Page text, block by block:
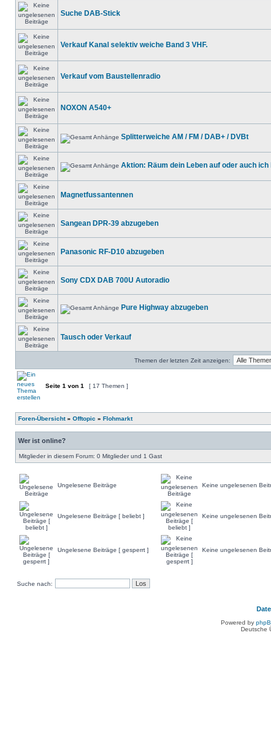
Suche DAB-Stick
Verkauf Kanal selektiv weiche Band 3 VHF.
Verkauf vom Baustellenradio
NOXON A540+
Splitterweiche AM / FM / DAB+ / DVBt
Aktion: Räum dein Leben auf oder auch ich
Magnetfussantennen
Sangean DPR-39 abzugeben
Panasonic RF-D10 abzugeben
Sony CDX DAB 700U Autoradio
Pure Highway abzugeben
Tausch oder Verkauf
Themen der letzten Zeit anzeigen:
Seite 1 von 1 [ 17 Themen ]
Foren-Übersicht» Offtopic » Flohmarkt
Wer ist online?
Mitglieder in diesem Forum: 0 Mitglieder und 1 Gast
Ungelesene Beiträge Keine ungelesenen
Ungelesene Beiträge [ beliebt ] Keine ungelesenen
Ungelesene Beiträge [ gesperrt ] Keine ungelesenen
Suche nach:
Powered by
Deutsche